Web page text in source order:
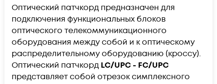
Оптический патчкорд предназначен для
подключения функциональных блоков
оптического телекоммуникационного
оборудования между собой и к оптическому
распределительному оборудованию (кроссу).
Оптический патчкорд LC/UPC - FC/UPC
представляет собой отрезок симплексного